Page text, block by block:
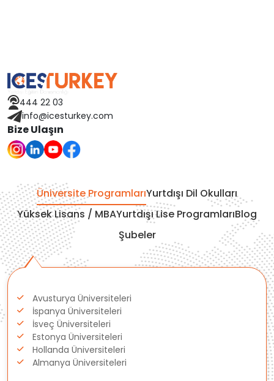
Avusturya
Finlandiya
Çekya
İrlanda
İsviçre
Polonya
Fransa
Litvanya
Letonya
444 22 03
info@icesturkey.com
Bize Ulaşın
Üniversite ProgramlarıYurtdışı Dil Okulları
Yüksek Lisans / MBAYurtdışı Lise ProgramlarıBlog
Şubeler
Avusturya Üniversiteleri
İspanya Üniversiteleri
İsveç Üniversiteleri
Estonya Üniversiteleri
Hollanda Üniversiteleri
Almanya Üniversiteleri